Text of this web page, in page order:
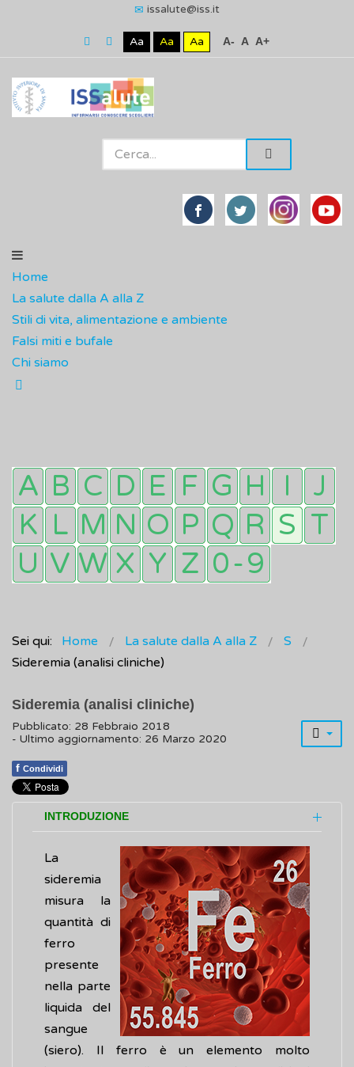
issalute@iss.it
Aa Aa Aa A- A A+
Home
La salute dalla A alla Z
Stili di vita, alimentazione e ambiente
Falsi miti e bufale
Chi siamo
Sei qui: Home La salute dalla A alla Z
S
Sideremia (analisi cliniche)
Sideremia (analisi cliniche)
Pubblicato: 28 Febbraio 2018
- Ultimo aggiornamento: 26 Marzo 2020
f Condividi
INTRODUZIONE
La
sideremia
misura la
quantità di
ferro
presente
nella parte
liquida del
sangue
(siero). Il ferro è un elemento molto